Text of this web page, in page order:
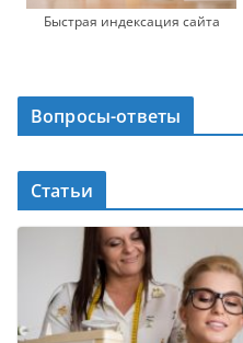
Быстрая индексация сайта
Вопросы-ответы
Статьи